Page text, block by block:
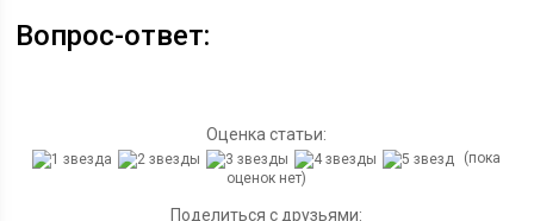
Вопрос-ответ:
Оценка статьи:
(пока
оценок нет)
Поделиться с друзьями: